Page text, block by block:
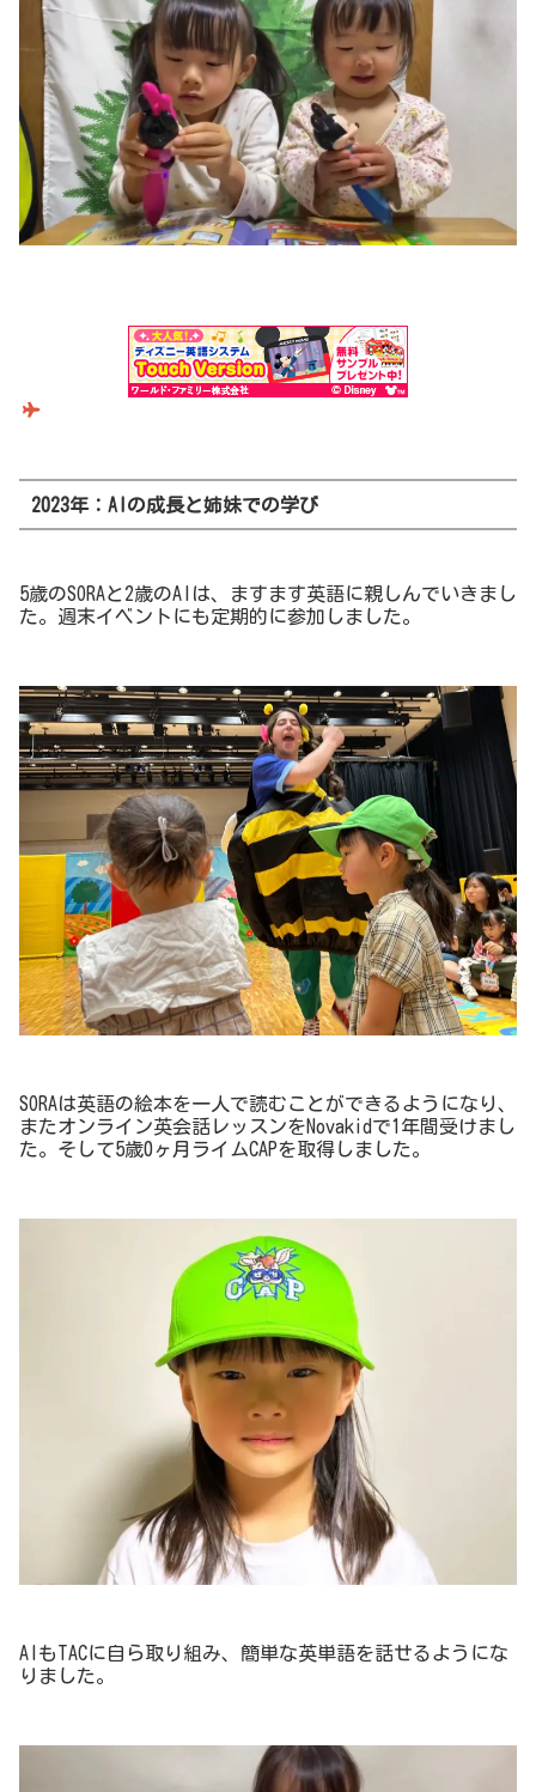
2023年：AIの成長と姉妹での学び
5歳のSORAと2歳のAIは、ますます英語に親しんでいきまし
た。週末イベントにも定期的に参加しました。
SORAは英語の絵本を一人で読むことができるようになり、
またオンライン英会話レッスンをNovakidで1年間受けまし
た。そして5歳0ヶ月ライムCAPを取得しました。
AIもTACに自ら取り組み、簡単な英単語を話せるようにな
りました。